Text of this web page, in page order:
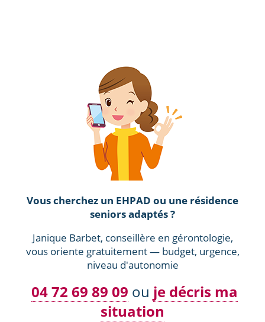
Vous cherchez un EHPAD ou une résidence
seniors adaptés ?
Janique Barbet, conseillère en gérontologie,
vous oriente gratuitement — budget, urgence,
niveau d'autonomie
04 72 69 89 09 ou je décris ma
situation